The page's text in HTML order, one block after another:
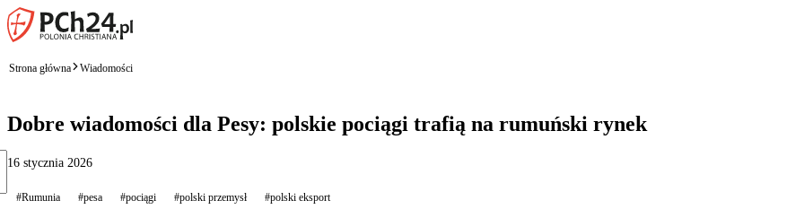
Strona główna Wiadomości
Dobre wiadomości dla Pesy: polskie pociągi trafią na rumuński rynek
16 stycznia 2026
#Rumunia #pesa #pociągi #polski przemysł #polski eksport